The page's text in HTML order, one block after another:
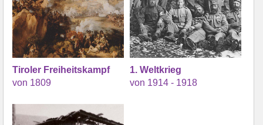
Tiroler Freiheitskampf
von 1809
1. Weltkrieg
von 1914 - 1918